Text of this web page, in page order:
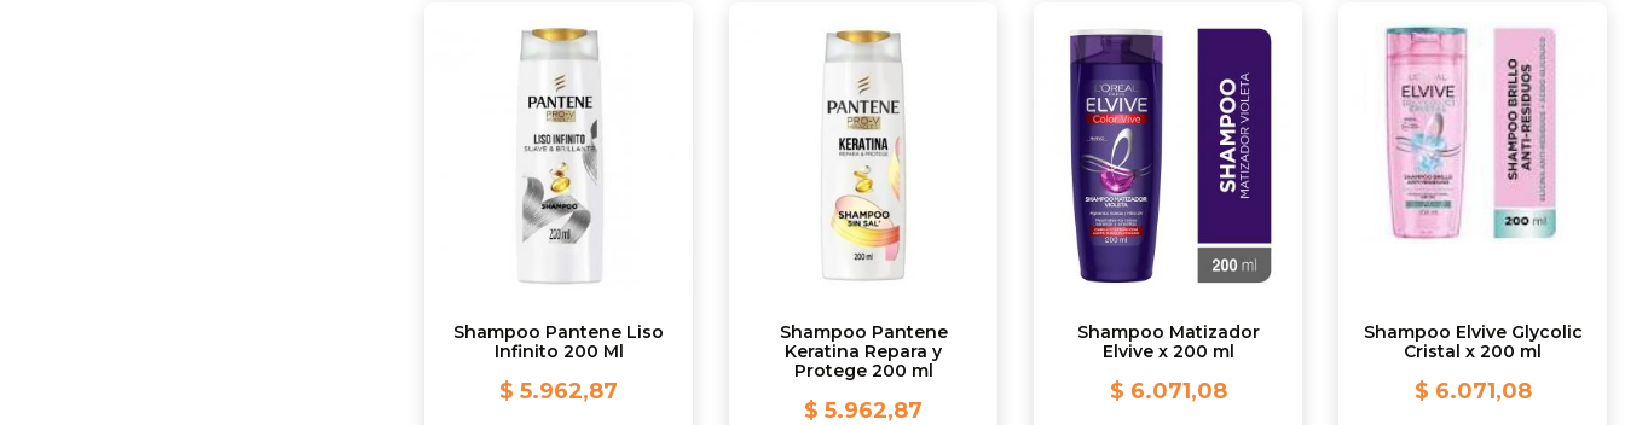
Shampoo Pantene Liso
Infinito 200 Ml
$ 5.962,87
Shampoo Pantene
Keratina Repara y
Protege 200 ml
$ 5.962,87
Shampoo Matizador
Elvive x 200 ml
$ 6.071,08
Shampoo Elvive Glycolic
Cristal x 200 ml
$ 6.071,08